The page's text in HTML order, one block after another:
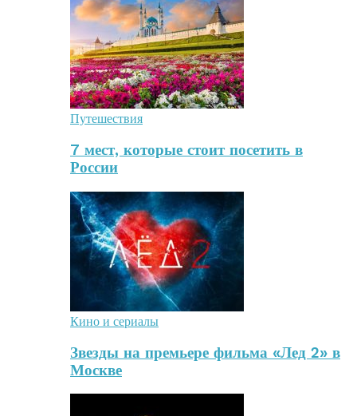
Путешествия
7 мест, которые стоит посетить в
России
Кино и сериалы
Звезды на премьере фильма «Лед 2» в
Москве